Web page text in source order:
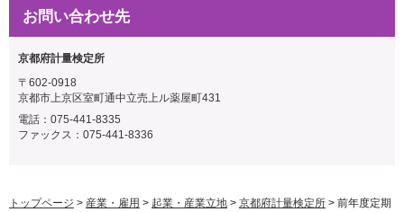
お問い合わせ先
京都府計量検定所
〒602-0918
京都市上京区室町通中立売上ル薬屋町431
電話：075-441-8335
ファックス：075-441-8336
トップページ > 産業・雇用 > 起業・産業立地 > 京都府計量検定所 > 前年度定期